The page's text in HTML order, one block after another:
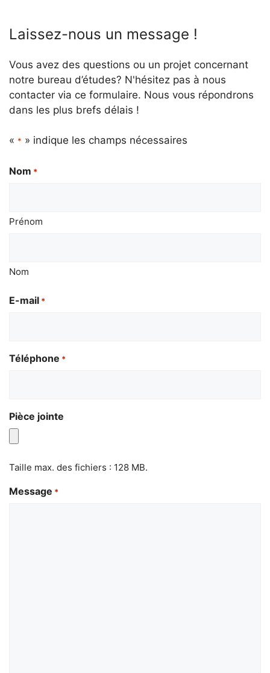
Laissez-nous un message !
Vous avez des questions ou un projet concernant
notre bureau d’études? N'hésitez pas à nous
contacter via ce formulaire. Nous vous répondrons
dans les plus brefs délais !
« * » indique les champs nécessaires
Nom *
Prénom
Nom
E-mail *
Téléphone *
Pièce jointe
Taille max. des fichiers : 128 MB.
Message *